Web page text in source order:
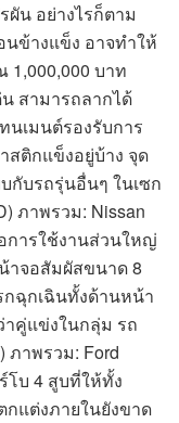
น อย่างไรก็ตาม
นข้างแข็ง อาจทำให้
1,000,000 บาท
สามารถลากได้
นเมนต์รองรับการ
สติกแข็งอยู่บ้าง จุด
กับรถรุ่นอื่นๆ ในเซก
ภาพรวม: Nissan
การใช้งานส่วนใหญ่
าจอสัมผัสขนาด 8
ฉุกเฉินทั้งด้านหน้า
คู่แข่งในกลุ่ม รถ
ภาพรวม: Ford
โบ 4 สูบที่ให้ทั้ง
แต่งภายในยังขาด